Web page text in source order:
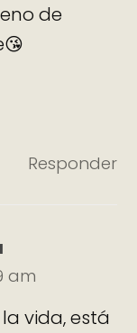
de
Responder
am
vida, está